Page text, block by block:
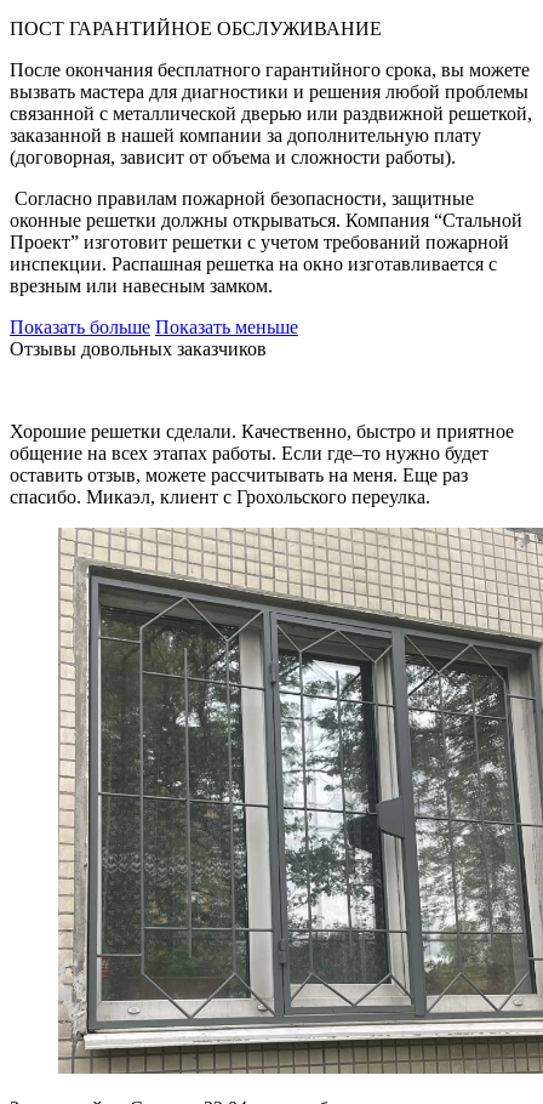
ПОСТ ГАРАНТИЙНОЕ ОБСЛУЖИВАНИЕ
После окончания бесплатного гарантийного срока, вы можете
вызвать мастера для диагностики и решения любой проблемы
связанной с металлической дверью или раздвижной решеткой,
заказанной в нашей компании за дополнительную плату
(договорная, зависит от объема и сложности работы).
Согласно правилам пожарной безопасности, защитные
оконные решетки должны открываться. Компания “Стальной
Проект” изготовит решетки с учетом требований пожарной
инспекции. Распашная решетка на окно изготавливается с
врезным или навесным замком.
Показать больше Показать меньше
Отзывы довольных заказчиков
Хорошие решетки сделали. Качественно, быстро и приятное
общение на всех этапах работы. Если где–то нужно будет
оставить отзыв, можете рассчитывать на меня. Еще раз
спасибо. Микаэл, клиент с Грохольского переулка.